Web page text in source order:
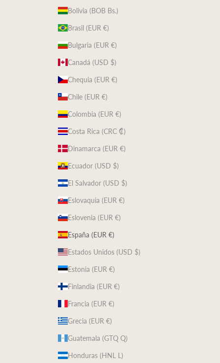
Bolivia (BOB Bs.)
Brasil (EUR €)
Bulgaria (EUR €)
Canadá (USD $)
Chequia (EUR €)
Chile (EUR €)
Colombia (EUR €)
Costa Rica (CRC ₡)
Dinamarca (EUR €)
Ecuador (USD $)
El Salvador (USD $)
Eslovaquia (EUR €)
Eslovenia (EUR €)
España (EUR €)
Estados Unidos (USD $)
Estonia (EUR €)
Finlandia (EUR €)
Francia (EUR €)
Grecia (EUR €)
Guatemala (GTQ Q)
Honduras (HNL L)